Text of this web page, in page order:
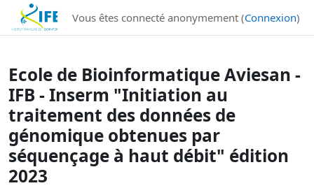
Institut Français de Bioinformatique - Les formations
Passer au contenu principalVous êtes connecté anonymement (Connexion)
Ecole de Bioinformatique Aviesan -
IFB - Inserm "Initiation au
traitement des données de
génomique obtenues par
séquençage à haut débit" édition
2023